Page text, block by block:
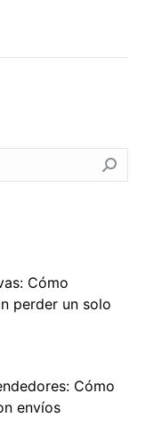
Cómo
perder un solo
Cómo
envíos